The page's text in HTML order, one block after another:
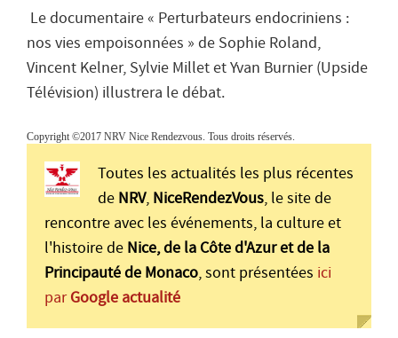
Le documentaire « Perturbateurs endocriniens :
nos vies empoisonnées » de Sophie Roland,
Vincent Kelner, Sylvie Millet et Yvan Burnier (Upside
Télévision) illustrera le débat.
Copyright ©2017 NRV Nice Rendezvous. Tous droits réservés.
Toutes les actualités les plus récentes
de NRV, NiceRendezVous, le site de
rencontre avec les événements, la culture et
l'histoire de Nice, de la Côte d'Azur et de la
Principauté de Monaco, sont présentées ici
par Google actualité